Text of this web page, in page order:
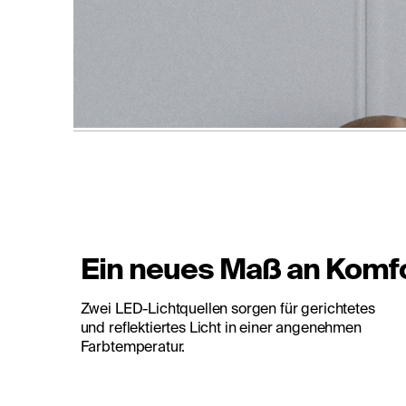
Ein neues Maß an
Zwei LED-Lichtquellen sorgen für gerichtetes
und reflektiertes Licht in einer angenehmen
Farbtemperatur.